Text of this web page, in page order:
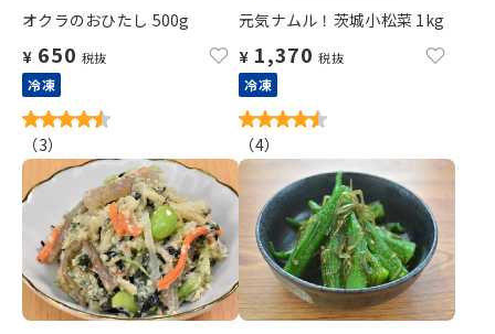
オクラのおひたし 500g
¥ 650 税抜
冷凍
（3）
元気ナムル！茨城小松菜 1kg
¥ 1,370 税抜
冷凍
（4）